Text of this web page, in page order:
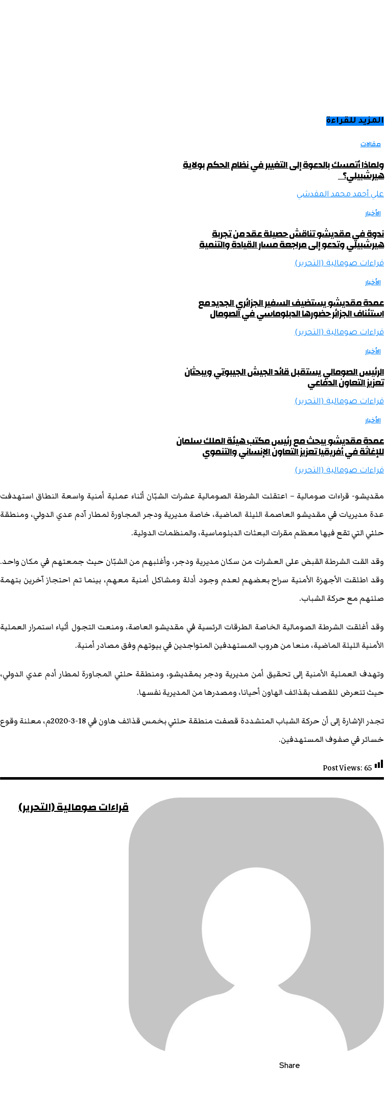
المزيد للقراءة
مقالات
ولماذا أتمسك بالدعوة إلى التغيير في نظام الحكم بولاية
هيرشبيلي؟
علي أحمد محمد المقدشي
الأخبار
ندوة في مقديشو تناقش حصيلة عقد من تجربة
هيرشبيلي وتدعو إلى مراجعة مسار القيادة والتنمية
قراءات صومالية (التحرير)
الأخبار
عمدة مقديشو يستضيف السفير الجزائري الجديد مع
استئناف الجزائر حضورها الدبلوماسي في الصومال
قراءات صومالية (التحرير)
الأخبار
الرئيس الصومالي يستقبل قائد الجيش الجيبوتي ويبحثان
تعزيز التعاون الدفاعي
قراءات صومالية (التحرير)
الأخبار
عمدة مقديشو يبحث مع رئيس مكتب هيئة الملك سلمان
للإغاثة في أفريقيا تعزيز التعاون الإنساني والتنموي
قراءات صومالية (التحرير)
مقديشو- قراءات صومالية – اعتقلت الشرطة الصومالية عشرات الشبّان أثناء عملية أمنية واسعة النطاق استهدفت
عدة مديريات في مقديشو العاصمة الليلة الماضية، خاصة مديرية ودجر المجاورة لمطار آدم عدي الدولي، ومنطقة
حلني التي تقع فيها معظم مقرات البعثات الدبلوماسية، والمنظمات الدولية.
وقد القت الشرطة القبض على العشرات من سكان مديرية ودجر، وأغلبهم من الشبّان حيث جمعتهم في مكان واحد.
وقد اطلقت الأجهزة الأمنية سراح بعضهم لعدم وجود أدلة ومشاكل أمنية معهم، بينما تم احتجاز آخرين بتهمة
صلتهم مع حركة الشباب.
وقد أغلقت الشرطة الصومالية الخاصة الطرقات الرئسية في مقديشو العاصة، ومنعت التجول أثياء استمرار العملية
الأمنية الليلة الماضية، منعا من هروب المستهدفين المتواجدين في بيوتهم وفق مصادر أمنية.
وتهدف العملية الأمنية إلى تحقيق أمن مديرية ودجر بمقديشو، ومنطقة حلني المجاورة لمطار أدم عدي الدولي،
حيث تتعرض للقصف بقذائف الهاون أحيانا، ومصدرها من المديرية نفسها.
تجدر الإشارة إلى أن حركة الشباب المتشددة قصفت منطقة حلني بخمس قذائف هاون في 18-3-2020م، معلنة وقوع
خسائر في صفوف المستهدفين.
Post Views: 65
قراءات صومالية (التحرير)
Share